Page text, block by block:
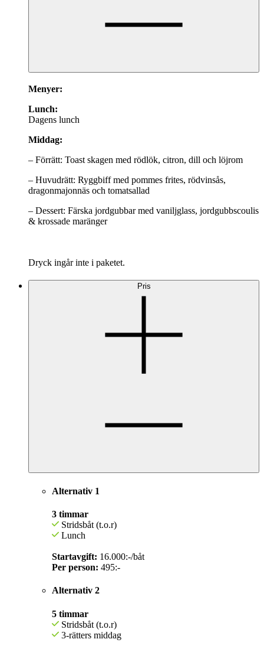
Menyer:
Lunch:
Dagens lunch
Middag:
– Förrätt: Toast skagen med rödlök, citron, dill och löjrom
– Huvudrätt: Ryggbiff med pommes frites, rödvinsås,
dragonmajonnäs och tomatsallad
– Dessert: Färska jordgubbar med vaniljglass, jordgubbscoulis
& krossade maränger
Dryck ingår inte i paketet.
Pris
Alternativ 1
3 timmar
Stridsbåt (t.o.r)
Lunch
Startavgift: 16.000:-/båt
Per person: 495:-
Alternativ 2
5 timmar
Stridsbåt (t.o.r)
3-rätters middag